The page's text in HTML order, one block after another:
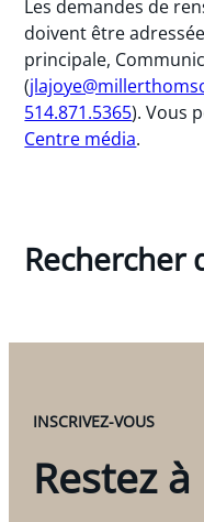
Les demandes de
doivent être
principale,
(
514.871.5365). Vous
Centre média.
Rechercher
INSCRIVEZ-VOUS
Restez à